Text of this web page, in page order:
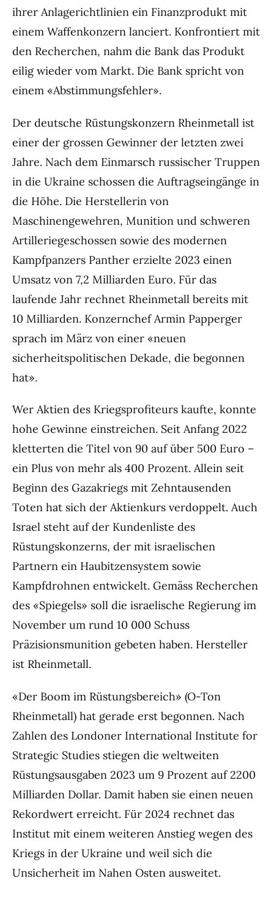
ihrer Anlagerichtlinien ein Finanzprodukt mit
einem Waffenkonzern lanciert. Konfrontiert mit
den Recherchen, nahm die Bank das Produkt
eilig wieder vom Markt. Die Bank spricht von
einem «Abstimmungsfehler».
Der deutsche Rüstungskonzern Rheinmetall ist
einer der grossen Gewinner der letzten zwei
Jahre. Nach dem Einmarsch russischer Truppen
in die Ukraine schossen die Auftragseingänge in
die Höhe. Die Herstellerin von
Maschinengewehren, Munition und schweren
Artilleriegeschossen sowie des modernen
Kampfpanzers Panther erzielte 2023 einen
Umsatz von 7,2 Milliarden Euro. Für das
laufende Jahr rechnet Rheinmetall bereits mit
10 Milliarden. Konzernchef Armin Papperger
sprach im März von einer «neuen
sicherheitspolitischen Dekade, die begonnen
hat».
Wer Aktien des Kriegsprofiteurs kaufte, konnte
hohe Gewinne einstreichen. Seit Anfang 2022
kletterten die Titel von 90 auf über 500 Euro –
ein Plus von mehr als 400 Prozent. Allein seit
Beginn des Gazakriegs mit Zehntausenden
Toten hat sich der Aktienkurs verdoppelt. Auch
Israel steht auf der Kundenliste des
Rüstungskonzerns, der mit israelischen
Partnern ein Haubitzensystem sowie
Kampfdrohnen entwickelt. Gemäss Recherchen
des «Spiegels» soll die israelische Regierung im
November um rund 10 000 Schuss
Präzisionsmunition gebeten haben. Hersteller
ist Rheinmetall.
«Der Boom im Rüstungsbereich» (O-Ton
Rheinmetall) hat gerade erst begonnen. Nach
Zahlen des Londoner International Institute for
Strategic Studies stiegen die weltweiten
Rüstungsausgaben 2023 um 9 Prozent auf 2200
Milliarden Dollar. Damit haben sie einen neuen
Rekordwert erreicht. Für 2024 rechnet das
Institut mit einem weiteren Anstieg wegen des
Kriegs in der Ukraine und weil sich die
Unsicherheit im Nahen Osten ausweitet.